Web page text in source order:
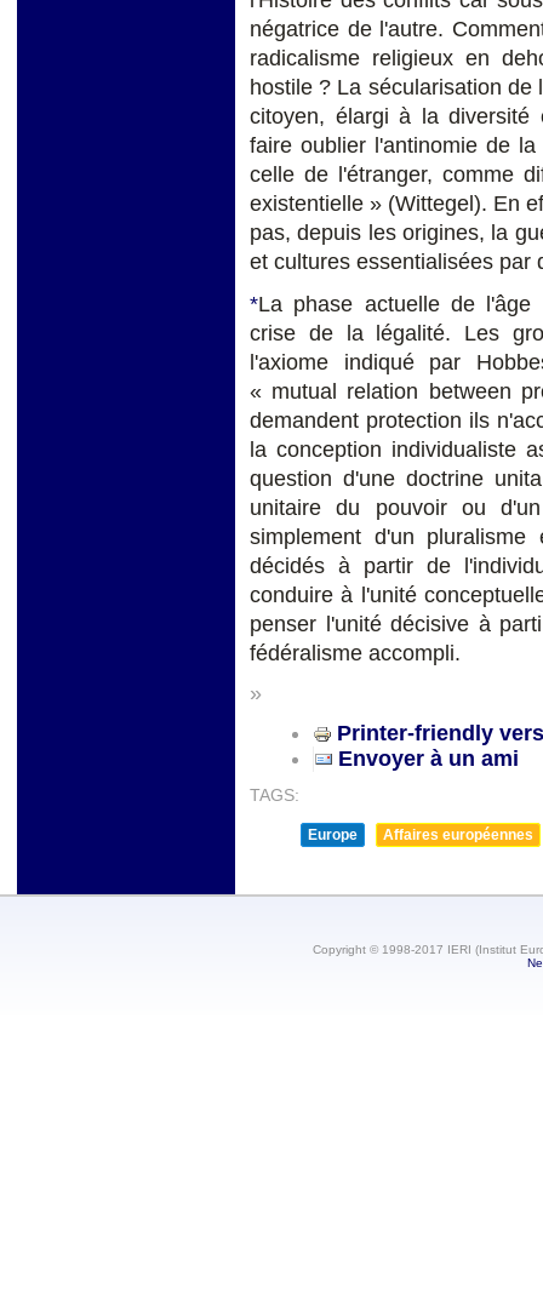
négatrice de l'autre.
radicalisme religieux en
hostile ? La sécularisation
citoyen, élargi à la diversité
faire oublier l'antinomie de
celle de l'étranger, comme
existentielle » (Wittegel). En
pas, depuis les origines, la
et cultures essentialisées par
*La phase actuelle de l'âge
crise de la légalité. Les
l'axiome indiqué par
« mutual relation between
demandent protection ils
la conception individualiste
question d'une doctrine
unitaire du pouvoir ou
simplement d'un
décidés à partir de
conduire à l'unité
penser l'unité décisive à
fédéralisme accompli.
»
Printer-friendly
Envoyer à un ami
TAGS:
Europe Affaires européennes
Copyright © 1998-2017 IERI (Institut